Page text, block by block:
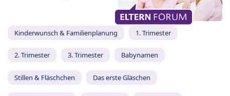
Kinderwunsch & Familienplanung 1. Trimester
2. Trimester 3. Trimester Babynamen
Stillen & Fläschchen Das erste Gläschen